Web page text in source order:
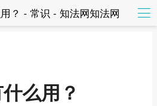
？ - 常识 - 知法网知法网
么用？